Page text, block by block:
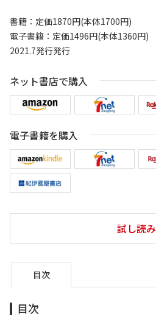
書籍：定価1870円(本体1700円)
電子書籍：定価1496円(本体1360円)
2021.7発行発行
ネット書店で購入
電子書籍を購入
試し読み
目次
目次